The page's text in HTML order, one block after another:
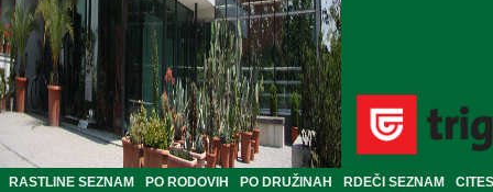
RASTLINE SEZNAM PO RODOVIH PO DRUŽINAH RDEČI SEZNAM
CITES